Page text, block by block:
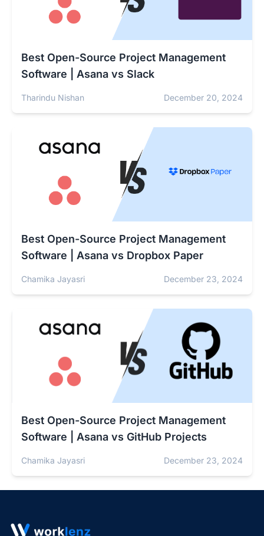
Best Open-Source Project Management
Software | Asana vs Slack
Tharindu Nishan December 20, 2024
Best Open-Source Project Management
Software | Asana vs Dropbox Paper
Chamika Jayasri December 23, 2024
Best Open-Source Project Management
Software | Asana vs GitHub Projects
Chamika Jayasri December 23, 2024